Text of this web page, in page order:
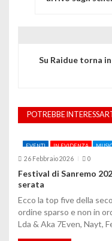
i
o
n
e
a
r
Su Raidue torna
POTREBBE
EVENTI IN EVIDENZA
26 Febbraio 2026 0
Festival di Sanremo
serata
Ecco la top five della
ordine sparso e non in
Lda & Aka 7Even, Nayt,